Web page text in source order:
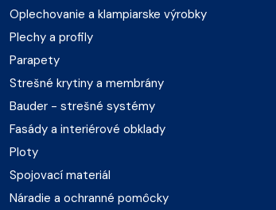
Oplechovanie a klampiarske výrobky
Plechy a profily
Parapety
Strešné krytiny a membrány
Bauder - strešné systémy
Fasády a interiérové obklady
Ploty
Spojovací materiál
Náradie a ochranné pomôcky